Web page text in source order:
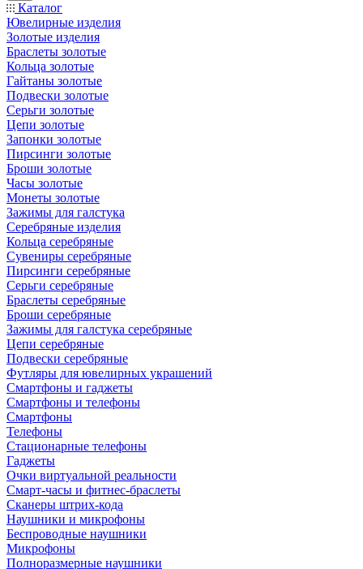
Каталог
Ювелирные изделия
Золотые изделия
Браслеты золотые
Кольца золотые
Гайтаны золотые
Подвески золотые
Серьги золотые
Цепи золотые
Запонки золотые
Пирсинги золотые
Броши золотые
Часы золотые
Монеты золотые
Зажимы для галстука
Серебряные изделия
Кольца серебряные
Сувениры серебряные
Пирсинги серебряные
Серьги серебряные
Браслеты серебряные
Броши серебряные
Зажимы для галстука серебряные
Цепи серебряные
Подвески серебряные
Футляры для ювелирных украшений
Смартфоны и гаджеты
Смартфоны и телефоны
Смартфоны
Телефоны
Стационарные телефоны
Гаджеты
Очки виртуальной реальности
Смарт-часы и фитнес-браслеты
Сканеры штрих-кода
Наушники и микрофоны
Беспроводные наушники
Микрофоны
Полноразмерные наушники